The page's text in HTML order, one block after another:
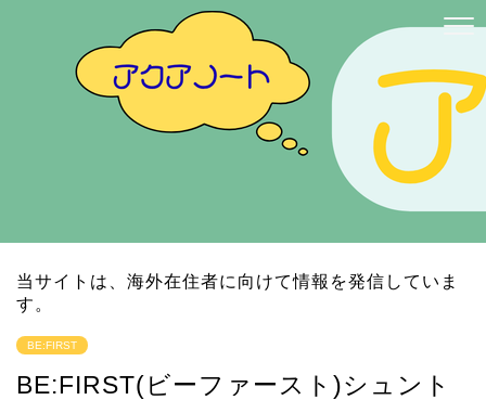
当サイトは、海外在住者に向けて情報を発信していま
す。
BE:FIRST
BE:FIRST(ビーファースト)シュント